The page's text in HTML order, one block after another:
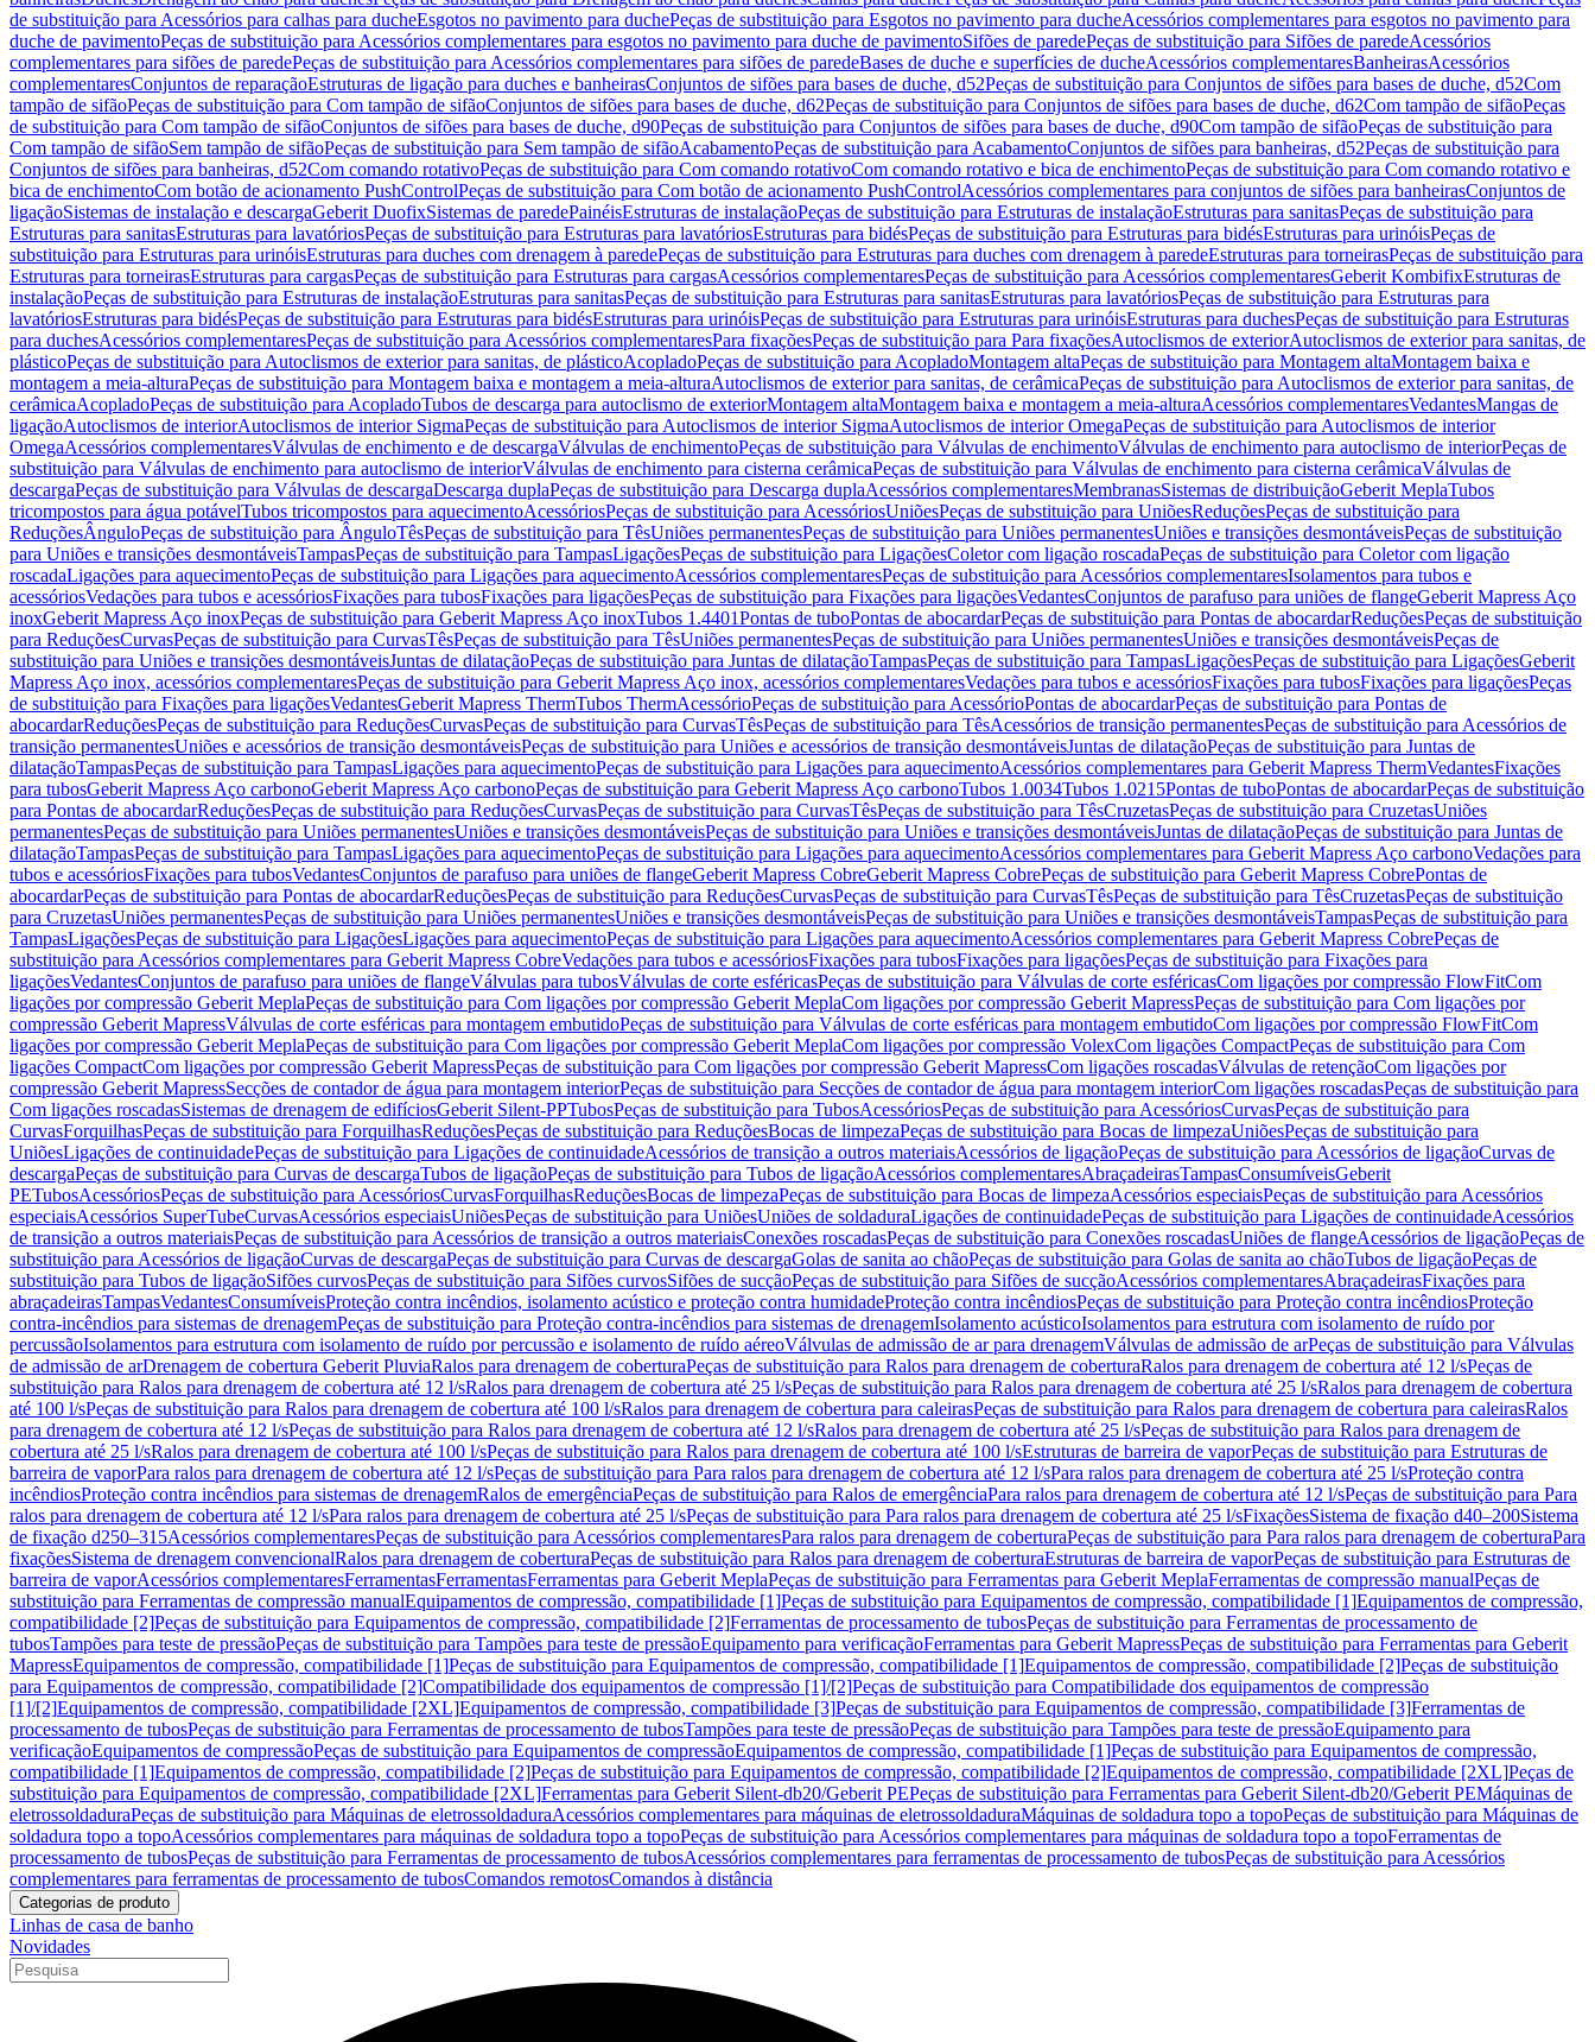
de substituição para Acessórios para calhas para ducheEsgotos no pavimento para duchePeças de substituição para Esgotos no pavimento para ducheAcessórios complementares para esgotos no pavimento para
duche de pavimentoPeças de substituição para Acessórios complementares para esgotos no pavimento para duche de pavimentoSifões de paredePeças de substituição para Sifões de paredeAcessórios
complementares para sifões de paredePeças de substituição para Acessórios complementares para sifões de paredeBases de duche e superfícies de ducheAcessórios complementaresBanheirasAcessórios
complementaresConjuntos de reparaçãoEstruturas de ligação para duches e banheirasConjuntos de sifões para bases de duche, d52Peças de substituição para Conjuntos de sifões para bases de duche, d52Com
tampão de sifãoPeças de substituição para Com tampão de sifãoConjuntos de sifões para bases de duche, d62Peças de substituição para Conjuntos de sifões para bases de duche, d62Com tampão de sifãoPeças
de substituição para Com tampão de sifãoConjuntos de sifões para bases de duche, d90Peças de substituição para Conjuntos de sifões para bases de duche, d90Com tampão de sifãoPeças de substituição para
Com tampão de sifãoSem tampão de sifãoPeças de substituição para Sem tampão de sifãoAcabamentoPeças de substituição para AcabamentoConjuntos de sifões para banheiras, d52Peças de substituição para
Conjuntos de sifões para banheiras, d52Com comando rotativoPeças de substituição para Com comando rotativoCom comando rotativo e bica de enchimentoPeças de substituição para Com comando rotativo e
bica de enchimentoCom botão de acionamento PushControlPeças de substituição para Com botão de acionamento PushControlAcessórios complementares para conjuntos de sifões para banheirasConjuntos de
ligaçãoSistemas de instalação e descargaGeberit DuofixSistemas de paredePainéisEstruturas de instalaçãoPeças de substituição para Estruturas de instalaçãoEstruturas para sanitasPeças de substituição para
Estruturas para sanitasEstruturas para lavatóriosPeças de substituição para Estruturas para lavatóriosEstruturas para bidésPeças de substituição para Estruturas para bidésEstruturas para urinóisPeças de
substituição para Estruturas para urinóisEstruturas para duches com drenagem à paredePeças de substituição para Estruturas para duches com drenagem à paredeEstruturas para torneirasPeças de substituição para
Estruturas para torneirasEstruturas para cargasPeças de substituição para Estruturas para cargasAcessórios complementaresPeças de substituição para Acessórios complementaresGeberit KombifixEstruturas de
instalaçãoPeças de substituição para Estruturas de instalaçãoEstruturas para sanitasPeças de substituição para Estruturas para sanitasEstruturas para lavatóriosPeças de substituição para Estruturas para
lavatóriosEstruturas para bidésPeças de substituição para Estruturas para bidésEstruturas para urinóisPeças de substituição para Estruturas para urinóisEstruturas para duchesPeças de substituição para Estruturas
para duchesAcessórios complementaresPeças de substituição para Acessórios complementaresPara fixaçõesPeças de substituição para Para fixaçõesAutoclismos de exteriorAutoclismos de exterior para sanitas, de
plásticoPeças de substituição para Autoclismos de exterior para sanitas, de plásticoAcopladoPeças de substituição para AcopladoMontagem altaPeças de substituição para Montagem altaMontagem baixa e
montagem a meia-alturaPeças de substituição para Montagem baixa e montagem a meia-alturaAutoclismos de exterior para sanitas, de cerâmicaPeças de substituição para Autoclismos de exterior para sanitas, de
cerâmicaAcopladoPeças de substituição para AcopladoTubos de descarga para autoclismo de exteriorMontagem altaMontagem baixa e montagem a meia-alturaAcessórios complementaresVedantesMangas de
ligaçãoAutoclismos de interiorAutoclismos de interior SigmaPeças de substituição para Autoclismos de interior SigmaAutoclismos de interior OmegaPeças de substituição para Autoclismos de interior
OmegaAcessórios complementaresVálvulas de enchimento e de descargaVálvulas de enchimentoPeças de substituição para Válvulas de enchimentoVálvulas de enchimento para autoclismo de interiorPeças de
substituição para Válvulas de enchimento para autoclismo de interiorVálvulas de enchimento para cisterna cerâmicaPeças de substituição para Válvulas de enchimento para cisterna cerâmicaVálvulas de
descargaPeças de substituição para Válvulas de descargaDescarga duplaPeças de substituição para Descarga duplaAcessórios complementaresMembranasSistemas de distribuiçãoGeberit MeplaTubos
tricompostos para água potávelTubos tricompostos para aquecimentoAcessóriosPeças de substituição para AcessóriosUniõesPeças de substituição para UniõesReduçõesPeças de substituição para
ReduçõesÂnguloPeças de substituição para ÂnguloTêsPeças de substituição para TêsUniões permanentesPeças de substituição para Uniões permanentesUniões e transições desmontáveisPeças de substituição
para Uniões e transições desmontáveisTampasPeças de substituição para TampasLigaçõesPeças de substituição para LigaçõesColetor com ligação roscadaPeças de substituição para Coletor com ligação
roscadaLigações para aquecimentoPeças de substituição para Ligações para aquecimentoAcessórios complementaresPeças de substituição para Acessórios complementaresIsolamentos para tubos e
acessóriosVedações para tubos e acessóriosFixações para tubosFixações para ligaçõesPeças de substituição para Fixações para ligaçõesVedantesConjuntos de parafuso para uniões de flangeGeberit Mapress Aço
inoxGeberit Mapress Aço inoxPeças de substituição para Geberit Mapress Aço inoxTubos 1.4401Pontas de tuboPontas de abocardarPeças de substituição para Pontas de abocardarReduçõesPeças de substituição
para ReduçõesCurvasPeças de substituição para CurvasTêsPeças de substituição para TêsUniões permanentesPeças de substituição para Uniões permanentesUniões e transições desmontáveisPeças de
substituição para Uniões e transições desmontáveisJuntas de dilataçãoPeças de substituição para Juntas de dilataçãoTampasPeças de substituição para TampasLigaçõesPeças de substituição para LigaçõesGeberit
Mapress Aço inox, acessórios complementaresPeças de substituição para Geberit Mapress Aço inox, acessórios complementaresVedações para tubos e acessóriosFixações para tubosFixações para ligaçõesPeças
de substituição para Fixações para ligaçõesVedantesGeberit Mapress ThermTubos ThermAcessórioPeças de substituição para AcessórioPontas de abocardarPeças de substituição para Pontas de
abocardarReduçõesPeças de substituição para ReduçõesCurvasPeças de substituição para CurvasTêsPeças de substituição para TêsAcessórios de transição permanentesPeças de substituição para Acessórios de
transição permanentesUniões e acessórios de transição desmontáveisPeças de substituição para Uniões e acessórios de transição desmontáveisJuntas de dilataçãoPeças de substituição para Juntas de
dilataçãoTampasPeças de substituição para TampasLigações para aquecimentoPeças de substituição para Ligações para aquecimentoAcessórios complementares para Geberit Mapress ThermVedantesFixações
para tubosGeberit Mapress Aço carbonoGeberit Mapress Aço carbonoPeças de substituição para Geberit Mapress Aço carbonoTubos 1.0034Tubos 1.0215Pontas de tuboPontas de abocardarPeças de substituição
para Pontas de abocardarReduçõesPeças de substituição para ReduçõesCurvasPeças de substituição para CurvasTêsPeças de substituição para TêsCruzetasPeças de substituição para CruzetasUniões
permanentesPeças de substituição para Uniões permanentesUniões e transições desmontáveisPeças de substituição para Uniões e transições desmontáveisJuntas de dilataçãoPeças de substituição para Juntas de
dilataçãoTampasPeças de substituição para TampasLigações para aquecimentoPeças de substituição para Ligações para aquecimentoAcessórios complementares para Geberit Mapress Aço carbonoVedações para
tubos e acessóriosFixações para tubosVedantesConjuntos de parafuso para uniões de flangeGeberit Mapress CobreGeberit Mapress CobrePeças de substituição para Geberit Mapress CobrePontas de
abocardarPeças de substituição para Pontas de abocardarReduçõesPeças de substituição para ReduçõesCurvasPeças de substituição para CurvasTêsPeças de substituição para TêsCruzetasPeças de substituição
para CruzetasUniões permanentesPeças de substituição para Uniões permanentesUniões e transições desmontáveisPeças de substituição para Uniões e transições desmontáveisTampasPeças de substituição para
TampasLigaçõesPeças de substituição para LigaçõesLigações para aquecimentoPeças de substituição para Ligações para aquecimentoAcessórios complementares para Geberit Mapress CobrePeças de
substituição para Acessórios complementares para Geberit Mapress CobreVedações para tubos e acessóriosFixações para tubosFixações para ligaçõesPeças de substituição para Fixações para
ligaçõesVedantesConjuntos de parafuso para uniões de flangeVálvulas para tubosVálvulas de corte esféricasPeças de substituição para Válvulas de corte esféricasCom ligações por compressão FlowFitCom
ligações por compressão Geberit MeplaPeças de substituição para Com ligações por compressão Geberit MeplaCom ligações por compressão Geberit MapressPeças de substituição para Com ligações por
compressão Geberit MapressVálvulas de corte esféricas para montagem embutidoPeças de substituição para Válvulas de corte esféricas para montagem embutidoCom ligações por compressão FlowFitCom
ligações por compressão Geberit MeplaPeças de substituição para Com ligações por compressão Geberit MeplaCom ligações por compressão VolexCom ligações CompactPeças de substituição para Com
ligações CompactCom ligações por compressão Geberit MapressPeças de substituição para Com ligações por compressão Geberit MapressCom ligações roscadasVálvulas de retençãoCom ligações por
compressão Geberit MapressSecções de contador de água para montagem interiorPeças de substituição para Secções de contador de água para montagem interiorCom ligações roscadasPeças de substituição para
Com ligações roscadasSistemas de drenagem de edifíciosGeberit Silent-PPTubosPeças de substituição para TubosAcessóriosPeças de substituição para AcessóriosCurvasPeças de substituição para
CurvasForquilhasPeças de substituição para ForquilhasReduçõesPeças de substituição para ReduçõesBocas de limpezaPeças de substituição para Bocas de limpezaUniõesPeças de substituição para
UniõesLigações de continuidadePeças de substituição para Ligações de continuidadeAcessórios de transição a outros materiaisAcessórios de ligaçãoPeças de substituição para Acessórios de ligaçãoCurvas de
descargaPeças de substituição para Curvas de descargaTubos de ligaçãoPeças de substituição para Tubos de ligaçãoAcessórios complementaresAbraçadeirasTampasConsumíveisGeberit
PETubosAcessóriosPeças de substituição para AcessóriosCurvasForquilhasReduçõesBocas de limpezaPeças de substituição para Bocas de limpezaAcessórios especiaisPeças de substituição para Acessórios
especiaisAcessórios SuperTubeCurvasAcessórios especiaisUniõesPeças de substituição para UniõesUniões de soldaduraLigações de continuidadePeças de substituição para Ligações de continuidadeAcessórios
de transição a outros materiaisPeças de substituição para Acessórios de transição a outros materiaisConexões roscadasPeças de substituição para Conexões roscadasUniões de flangeAcessórios de ligaçãoPeças de
substituição para Acessórios de ligaçãoCurvas de descargaPeças de substituição para Curvas de descargaGolas de sanita ao chãoPeças de substituição para Golas de sanita ao chãoTubos de ligaçãoPeças de
substituição para Tubos de ligaçãoSifões curvosPeças de substituição para Sifões curvosSifões de sucçãoPeças de substituição para Sifões de sucçãoAcessórios complementaresAbraçadeirasFixações para
abraçadeirasTampasVedantesConsumíveisProteção contra incêndios, isolamento acústico e proteção contra humidadeProteção contra incêndiosPeças de substituição para Proteção contra incêndiosProteção
contra-incêndios para sistemas de drenagemPeças de substituição para Proteção contra-incêndios para sistemas de drenagemIsolamento acústicoIsolamentos para estrutura com isolamento de ruído por
percussãoIsolamentos para estrutura com isolamento de ruído por percussão e isolamento de ruído aéreoVálvulas de admissão de ar para drenagemVálvulas de admissão de arPeças de substituição para Válvulas
de admissão de arDrenagem de cobertura Geberit PluviaRalos para drenagem de coberturaPeças de substituição para Ralos para drenagem de coberturaRalos para drenagem de cobertura até 12 l/sPeças de
substituição para Ralos para drenagem de cobertura até 12 l/sRalos para drenagem de cobertura até 25 l/sPeças de substituição para Ralos para drenagem de cobertura até 25 l/sRalos para drenagem de cobertura
até 100 l/sPeças de substituição para Ralos para drenagem de cobertura até 100 l/sRalos para drenagem de cobertura para caleirasPeças de substituição para Ralos para drenagem de cobertura para caleirasRalos
para drenagem de cobertura até 12 l/sPeças de substituição para Ralos para drenagem de cobertura até 12 l/sRalos para drenagem de cobertura até 25 l/sPeças de substituição para Ralos para drenagem de
cobertura até 25 l/sRalos para drenagem de cobertura até 100 l/sPeças de substituição para Ralos para drenagem de cobertura até 100 l/sEstruturas de barreira de vaporPeças de substituição para Estruturas de
barreira de vaporPara ralos para drenagem de cobertura até 12 l/sPeças de substituição para Para ralos para drenagem de cobertura até 12 l/sPara ralos para drenagem de cobertura até 25 l/sProteção contra
incêndiosProteção contra incêndios para sistemas de drenagemRalos de emergênciaPeças de substituição para Ralos de emergênciaPara ralos para drenagem de cobertura até 12 l/sPeças de substituição para Para
ralos para drenagem de cobertura até 12 l/sPara ralos para drenagem de cobertura até 25 l/sPeças de substituição para Para ralos para drenagem de cobertura até 25 l/sFixaçõesSistema de fixação d40–200Sistema
de fixação d250–315Acessórios complementaresPeças de substituição para Acessórios complementaresPara ralos para drenagem de coberturaPeças de substituição para Para ralos para drenagem de coberturaPara
fixaçõesSistema de drenagem convencionalRalos para drenagem de coberturaPeças de substituição para Ralos para drenagem de coberturaEstruturas de barreira de vaporPeças de substituição para Estruturas de
barreira de vaporAcessórios complementaresFerramentasFerramentasFerramentas para Geberit MeplaPeças de substituição para Ferramentas para Geberit MeplaFerramentas de compressão manualPeças de
substituição para Ferramentas de compressão manualEquipamentos de compressão, compatibilidade [1]Peças de substituição para Equipamentos de compressão, compatibilidade [1]Equipamentos de compressão,
compatibilidade [2]Peças de substituição para Equipamentos de compressão, compatibilidade [2]Ferramentas de processamento de tubosPeças de substituição para Ferramentas de processamento de
tubosTampões para teste de pressãoPeças de substituição para Tampões para teste de pressãoEquipamento para verificaçãoFerramentas para Geberit MapressPeças de substituição para Ferramentas para Geberit
MapressEquipamentos de compressão, compatibilidade [1]Peças de substituição para Equipamentos de compressão, compatibilidade [1]Equipamentos de compressão, compatibilidade [2]Peças de substituição
para Equipamentos de compressão, compatibilidade [2]Compatibilidade dos equipamentos de compressão [1]/[2]Peças de substituição para Compatibilidade dos equipamentos de compressão
[1]/[2]Equipamentos de compressão, compatibilidade [2XL]Equipamentos de compressão, compatibilidade [3]Peças de substituição para Equipamentos de compressão, compatibilidade [3]Ferramentas de
processamento de tubosPeças de substituição para Ferramentas de processamento de tubosTampões para teste de pressãoPeças de substituição para Tampões para teste de pressãoEquipamento para
verificaçãoEquipamentos de compressãoPeças de substituição para Equipamentos de compressãoEquipamentos de compressão, compatibilidade [1]Peças de substituição para Equipamentos de compressão,
compatibilidade [1]Equipamentos de compressão, compatibilidade [2]Peças de substituição para Equipamentos de compressão, compatibilidade [2]Equipamentos de compressão, compatibilidade [2XL]Peças de
substituição para Equipamentos de compressão, compatibilidade [2XL]Ferramentas para Geberit Silent-db20/Geberit PEPeças de substituição para Ferramentas para Geberit Silent-db20/Geberit PEMáquinas de
eletrossoldaduraPeças de substituição para Máquinas de eletrossoldaduraAcessórios complementares para máquinas de eletrossoldaduraMáquinas de soldadura topo a topoPeças de substituição para Máquinas de
soldadura topo a topoAcessórios complementares para máquinas de soldadura topo a topoPeças de substituição para Acessórios complementares para máquinas de soldadura topo a topoFerramentas de
processamento de tubosPeças de substituição para Ferramentas de processamento de tubosAcessórios complementares para ferramentas de processamento de tubosPeças de substituição para Acessórios
complementares para ferramentas de processamento de tubosComandos remotosComandos à distância
Categorias de produto
Linhas de casa de banho
Novidades